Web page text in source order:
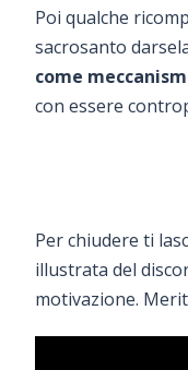
Poi qualche
sacrosanto
come
con essere
Per chiudere ti
illustrata del
motivazione.